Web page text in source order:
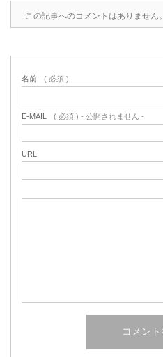
この記事へのコメントはありません。
名前 ( 必須 )
E-MAIL ( 必須 ) - 公開されません -
URL